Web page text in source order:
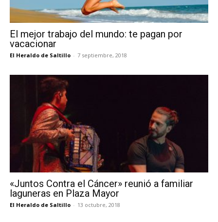
El mejor trabajo del mundo: te pagan por
vacacionar
El Heraldo de Saltillo - 7 septiembre, 2018
«Juntos Contra el Cáncer» reunió a familiar
laguneras en Plaza Mayor
El Heraldo de Saltillo - 13 octubre, 2018